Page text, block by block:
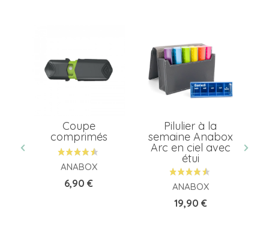
Coupe
comprimés
ANABOX
Prix
6,90 €
Pilulier à la
semaine Anabox
Arc en ciel avec
étui
ANABOX
Prix
19,90 €